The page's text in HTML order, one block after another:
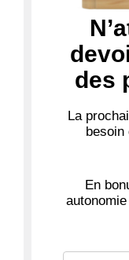
des
La
besoin
En